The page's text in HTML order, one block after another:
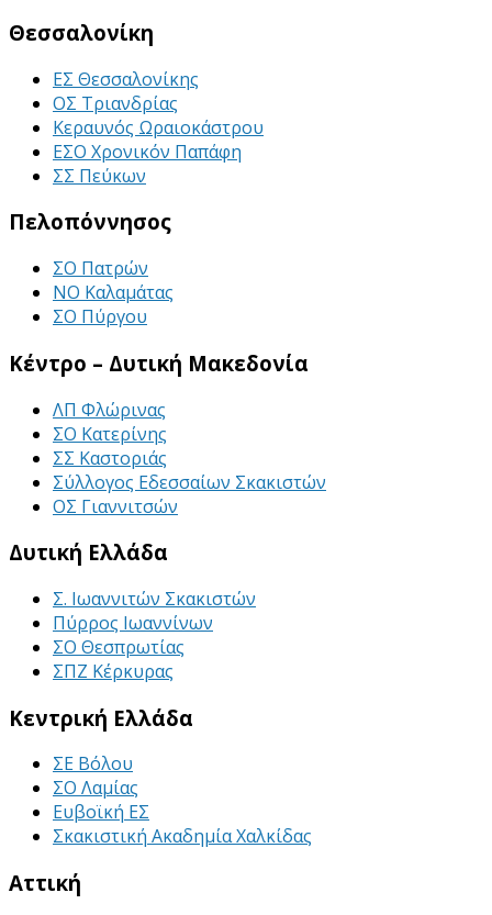
Θεσσαλονίκη
ΕΣ Θεσσαλονίκης
ΟΣ Τριανδρίας
Κεραυνός Ωραιοκάστρου
ΕΣΟ Χρονικόν Παπάφη
ΣΣ Πεύκων
Πελοπόννησος
ΣΟ Πατρών
ΝΟ Καλαμάτας
ΣΟ Πύργου
Κέντρο – Δυτική Μακεδονία
ΛΠ Φλώρινας
ΣΟ Κατερίνης
ΣΣ Καστοριάς
Σύλλογος Εδεσσαίων Σκακιστών
ΟΣ Γιαννιτσών
Δυτική Ελλάδα
Σ. Ιωαννιτών Σκακιστών
Πύρρος Ιωαννίνων
ΣΟ Θεσπρωτίας
ΣΠΖ Κέρκυρας
Κεντρική Ελλάδα
ΣΕ Βόλου
ΣΟ Λαμίας
Ευβοϊκή ΕΣ
Σκακιστική Ακαδημία Χαλκίδας
Αττική